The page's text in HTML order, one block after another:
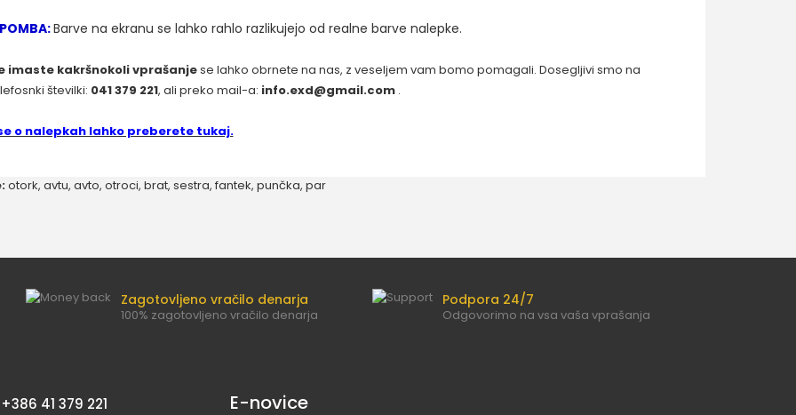
Barve na ekranu se lahko rahlo razlikujejo od realne barve nalepke.
imaste kakršnokoli vprašanjese lahko obrnete na nas, z veseljem vam bomo pomagali. Dosegljivi smo na
številki: 041 379 221, ali preko mail-a: info.exd@gmail.com.
o nalepkah lahko preberete tukaj.
otork, avtu, avto, otroci, brat, sestra, fantek, punčka, par
Zagotovljeno vračilo denarja
100% zagotovljeno vračilo denarja
Podpora 24/7
Odgovorimo na vsa vaša vprašanja
+386 41 379 221 E-novice